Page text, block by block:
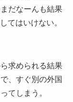
だなーんも結果
てはいけない。
求められる結果
、すぐ別の外国
てしまう。